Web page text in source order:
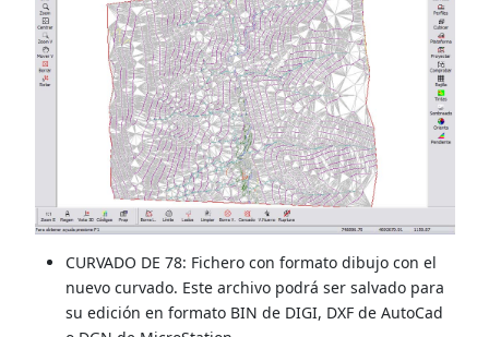
CURVADO DE 78: Fichero con formato dibujo con el
nuevo curvado. Este archivo podrá ser salvado para
su edición en formato BIN de DIGI, DXF de AutoCad